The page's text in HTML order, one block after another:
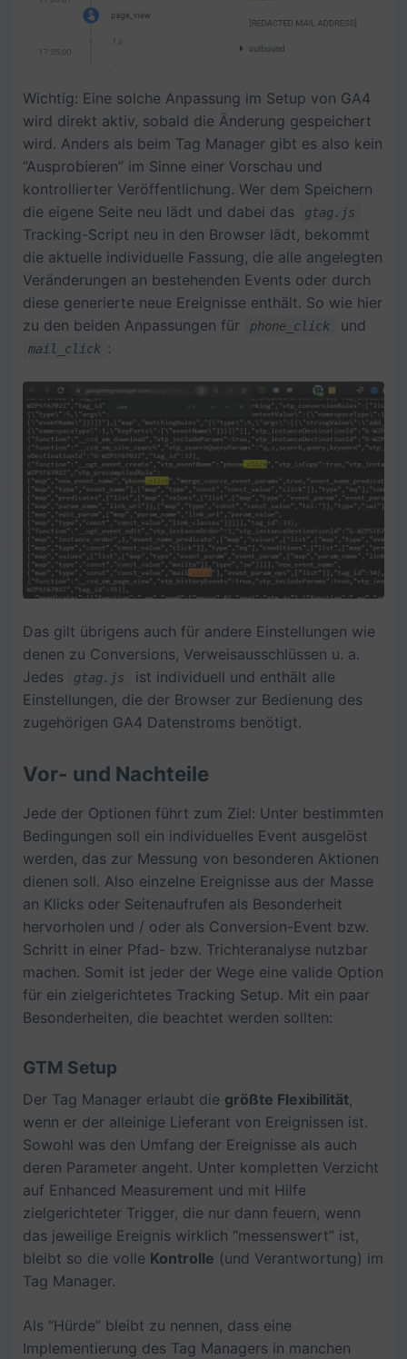
Wichtig: Eine solche Anpassung im Setup von GA4
wird direkt aktiv, sobald die Änderung gespeichert
wird. Anders als beim Tag Manager gibt es also kein
“Ausprobieren” im Sinne einer Vorschau und
kontrollierter Veröffentlichung. Wer dem Speichern
die eigene Seite neu lädt und dabei das
gtag.js
Tracking-Script neu in den Browser lädt, bekommt
die aktuelle individuelle Fassung, die alle angelegten
Veränderungen an bestehenden Events oder durch
diese generierte neue Ereignisse enthält. So wie hier
zu den beiden Anpassungen für
phone_click und
mail_click :
Das gilt übrigens auch für andere Einstellungen wie
denen zu Conversions, Verweisausschlüssen u. a.
Jedes
gtag.js
ist individuell und enthält alle
Einstellungen, die der Browser zur Bedienung des
zugehörigen GA4 Datenstroms benötigt.
Vor- und Nachteile
Jede der Optionen führt zum Ziel: Unter bestimmten
Bedingungen soll ein individuelles Event ausgelöst
werden, das zur Messung von besonderen Aktionen
dienen soll. Also einzelne Ereignisse aus der Masse
an Klicks oder Seitenaufrufen als Besonderheit
hervorholen und / oder als Conversion-Event bzw.
Schritt in einer Pfad- bzw. Trichteranalyse nutzbar
machen. Somit ist jeder der Wege eine valide Option
für ein zielgerichtetes Tracking Setup. Mit ein paar
Besonderheiten, die beachtet werden sollten:
GTM Setup
Der Tag Manager erlaubt die größte Flexibilität,
wenn er der alleinige Lieferant von Ereignissen ist.
Sowohl was den Umfang der Ereignisse als auch
deren Parameter angeht. Unter kompletten Verzicht
auf Enhanced Measurement und mit Hilfe
zielgerichteter Trigger, die nur dann feuern, wenn
das jeweilige Ereignis wirklich “messenswert” ist,
bleibt so die volle Kontrolle (und Verantwortung) im
Tag Manager.
Als “Hürde” bleibt zu nennen, dass eine
Implementierung des Tag Managers in manchen